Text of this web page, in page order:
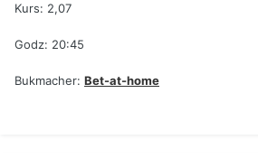
Kurs: 2,07
Godz: 20:45
Bukmacher: Bet-at-home